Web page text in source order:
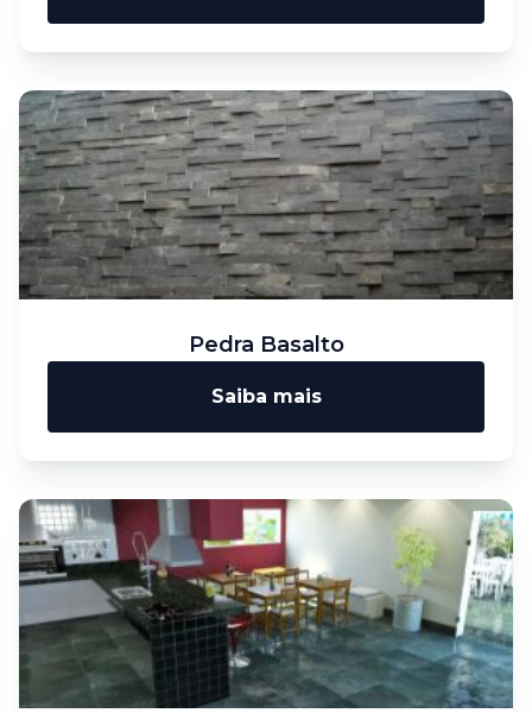
Pedra Basalto
Saiba mais